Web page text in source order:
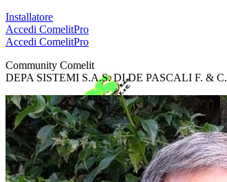
Installatore
Accedi ComelitPro
Accedi ComelitPro
Community Comelit
DEPA SISTEMI S.A.S. DI DE PASCALI F. & C.